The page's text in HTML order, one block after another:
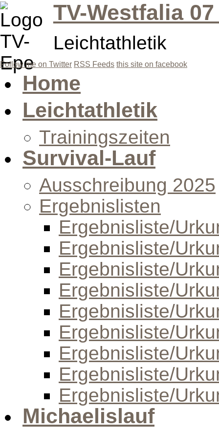
TV-Westfalia
Leichtathletik
Follow me on Twitter RSS Feeds this site on facebook
Home
Leichtathletik
Trainingszeiten
Survival-Lauf
Ausschreibung 2025
Ergebnislisten
Ergebnisliste/
Ergebnisliste/
Ergebnisliste/
Ergebnisliste/
Ergebnisliste/
Ergebnisliste/
Ergebnisliste/
Ergebnisliste/
Ergebnisliste/
Michaelislauf